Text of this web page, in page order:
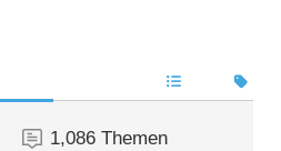
1,086 Themen